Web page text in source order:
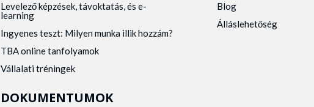
Levelező képzések, távoktatás, és e-
learning
Ingyenes teszt: Milyen munka illik hozzám?
TBA online tanfolyamok
Vállalati tréningek
DOKUMENTUMOK
Blog
Álláslehetőség